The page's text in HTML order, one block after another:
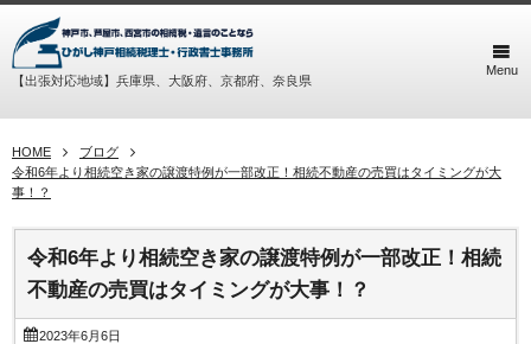
【出張対応地域】兵庫県、大阪府、京都府、奈良県
Menu
HOME
ブログ
令和6年より相続空き家の譲渡特例が一部改正！相続不動産の売買はタイミングが大
事！？
令和6年より相続空き家の譲渡特例が一部改正！相続
不動産の売買はタイミングが大事！？
2023年6月6日